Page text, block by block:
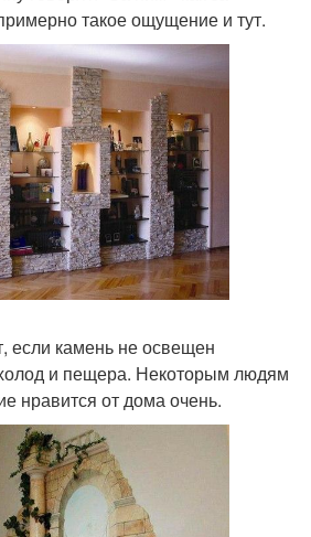
такое ощущение и тут.
камень не освещен
и пещера. Некоторым людям
нравится от дома очень.